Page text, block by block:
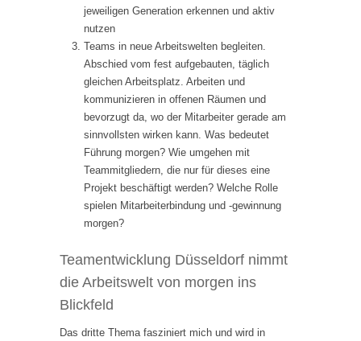
jeweiligen Generation erkennen und aktiv
nutzen
Teams in neue Arbeitswelten begleiten.
Abschied vom fest aufgebauten, täglich
gleichen Arbeitsplatz. Arbeiten und
kommunizieren in offenen Räumen und
bevorzugt da, wo der Mitarbeiter gerade am
sinnvollsten wirken kann. Was bedeutet
Führung morgen? Wie umgehen mit
Teammitgliedern, die nur für dieses eine
Projekt beschäftigt werden? Welche Rolle
spielen Mitarbeiterbindung und -gewinnung
morgen?
Teamentwicklung Düsseldorf nimmt
die Arbeitswelt von morgen ins
Blickfeld
Das dritte Thema fasziniert mich und wird in